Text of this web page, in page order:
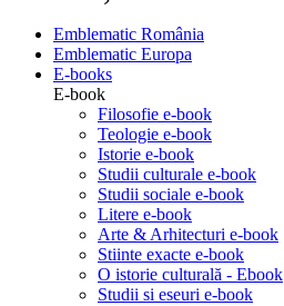
Emblematic România
Emblematic Europa
E-books
E-book
Filosofie e-book
Teologie e-book
Istorie e-book
Studii culturale e-book
Studii sociale e-book
Litere e-book
Arte & Arhitecturi e-book
Stiinte exacte e-book
O istorie culturală - Ebook
Studii si eseuri e-book